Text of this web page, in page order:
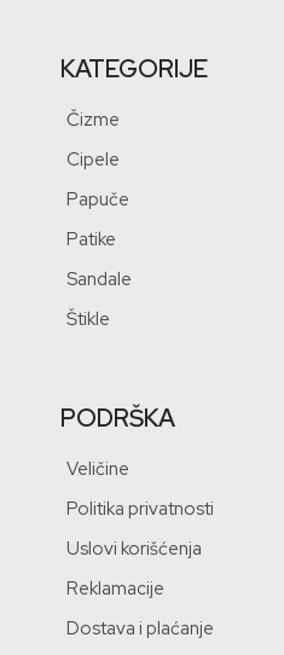
KATEGORIJE
Čizme
Cipele
Papuče
Patike
Sandale
Štikle
PODRŠKA
Veličine
Politika privatnosti
Uslovi korišćenja
Reklamacije
Dostava i plaćanje